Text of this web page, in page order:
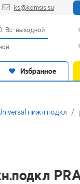
ks@komsis.su
Вс-выходной
Избранное
нижн.подкл